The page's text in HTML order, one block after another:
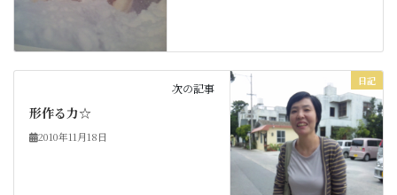
日記
次の記事
形作る力☆
2010年11月18日